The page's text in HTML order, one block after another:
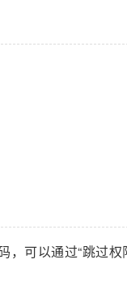
，可以通过“跳过